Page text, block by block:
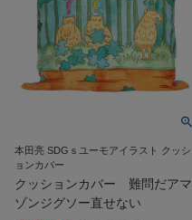
本田亮 SDGｓユーモアイラスト クッシ
ョンカバー
クッションカバー 難問だアマ
ゾンジグソー直せない